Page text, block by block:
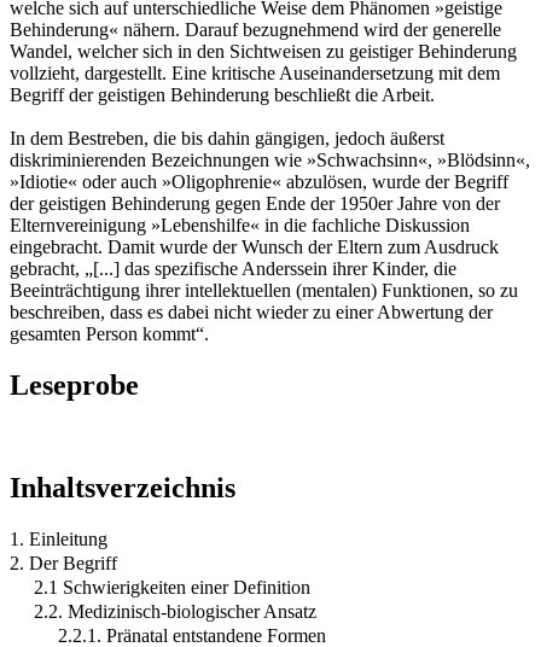
welche sich auf unterschiedliche Weise dem Phänomen »geistige
Behinderung« nähern. Darauf bezugnehmend wird der generelle
Wandel, welcher sich in den Sichtweisen zu geistiger Behinderung
vollzieht, dargestellt. Eine kritische Auseinandersetzung mit dem
Begriff der geistigen Behinderung beschließt die Arbeit.
In dem Bestreben, die bis dahin gängigen, jedoch äußerst
diskriminierenden Bezeichnungen wie »Schwachsinn«, »Blödsinn«,
»Idiotie« oder auch »Oligophrenie« abzulösen, wurde der Begriff
der geistigen Behinderung gegen Ende der 1950er Jahre von der
Elternvereinigung »Lebenshilfe« in die fachliche Diskussion
eingebracht. Damit wurde der Wunsch der Eltern zum Ausdruck
gebracht, „[...] das spezifische Anderssein ihrer Kinder, die
Beeinträchtigung ihrer intellektuellen (mentalen) Funktionen, so zu
beschreiben, dass es dabei nicht wieder zu einer Abwertung der
gesamten Person kommt“.
Leseprobe
Inhaltsverzeichnis
1. Einleitung
2. Der Begriff
2.1 Schwierigkeiten einer Definition
2.2. Medizinisch-biologischer Ansatz
2.2.1. Pränatal entstandene Formen